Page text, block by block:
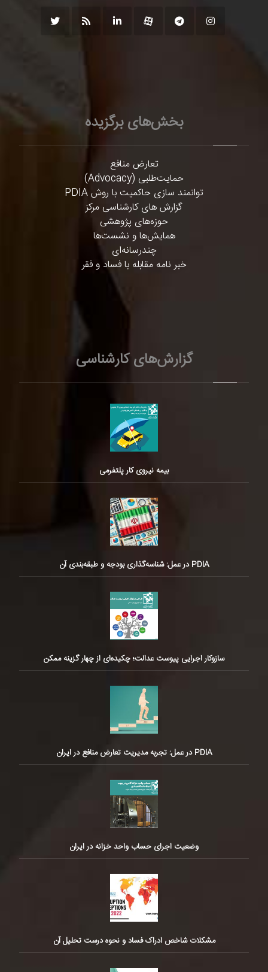
بخش‌های برگزیده
تعارض منافع
حمایت‌طلبی (Advocacy)
توانمند سازی حاکمیت با روش PDIA
گزارش های کارشناسی مرکز
حوزه‌های پژوهشی
همایش‌ها و نشست‌ها
چندرسانه‌ای
خبر نامه مقابله با فساد و فقر
گزارش‌های کارشناسی
بیمه نیروی کار پلتفرمی
PDIA در عمل: شناسه‌گذاری بودجه و طبقه‌بندی آن
سازوکار اجرایی پیوست عدالت؛ چکیده‌ای از چهار گزینه ممکن
PDIA در عمل: تجربه مدیریت تعارض منافع در ایران
وضعیت اجرای حساب واحد خزانه در ایران
مشکلات شاخص ادراک فساد و نحوه درست تحلیل آن